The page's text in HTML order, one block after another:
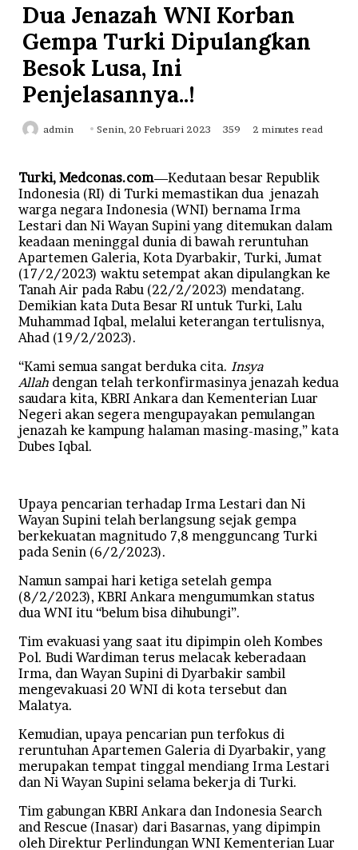
Dua Jenazah WNI Korban
Gempa Turki Dipulangkan
Besok Lusa, Ini
Penjelasannya..!
admin
SendSenin, 20 Februari 2023 359 2 minutes read
Turki, Medconas.com—Kedutaan besar Republik
Indonesia (RI) di Turki memastikan dua jenazah
warga negara Indonesia (WNI) bernama Irma
Lestari dan Ni Wayan Supini yang ditemukan dalam
keadaan meninggal dunia di bawah reruntuhan
Apartemen Galeria, Kota Dyarbakir, Turki, Jumat
(17/2/2023) waktu setempat akan dipulangkan ke
Tanah Air pada Rabu (22/2/2023) mendatang.
Demikian kata Duta Besar RI untuk Turki, Lalu
Muhammad Iqbal, melalui keterangan tertulisnya,
Ahad (19/2/2023).
“Kami semua sangat berduka cita. Insya
Allah dengan telah terkonfirmasinya jenazah kedua
saudara kita, KBRI Ankara dan Kementerian Luar
Negeri akan segera mengupayakan pemulangan
jenazah ke kampung halaman masing-masing,” kata
Dubes Iqbal.
Upaya pencarian terhadap Irma Lestari dan Ni
Wayan Supini telah berlangsung sejak gempa
berkekuatan magnitudo 7,8 mengguncang Turki
pada Senin (6/2/2023).
Namun sampai hari ketiga setelah gempa
(8/2/2023), KBRI Ankara mengumumkan status
dua WNI itu “belum bisa dihubungi”.
Tim evakuasi yang saat itu dipimpin oleh Kombes
Pol. Budi Wardiman terus melacak keberadaan
Irma, dan Wayan Supini di Dyarbakir sambil
mengevakuasi 20 WNI di kota tersebut dan
Malatya.
Kemudian, upaya pencarian pun terfokus di
reruntuhan Apartemen Galeria di Dyarbakir, yang
merupakan tempat tinggal mendiang Irma Lestari
dan Ni Wayan Supini selama bekerja di Turki.
Tim gabungan KBRI Ankara dan Indonesia Search
and Rescue (Inasar) dari Basarnas, yang dipimpin
oleh Direktur Perlindungan WNI Kementerian Luar